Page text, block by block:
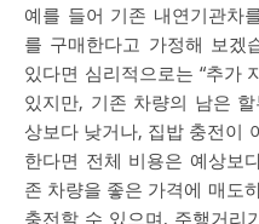
예를 들어 기존 내연기관차
를 구매한다고 가정해 보겠
있다면 심리적으로는 “추가
있지만, 기존 차량의 남은
상보다 낮거나, 집밥 충전이
한다면 전체 비용은 예상보
존 차량을 좋은 가격에 매도
충전할 수 있으며, 주행거리